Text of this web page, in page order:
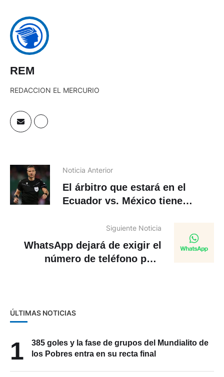
REM
REDACCION EL MERCURIO
Noticia Anterior
El árbitro que estará en el
Ecuador vs. México tiene
Siguiente Noticia
WhatsApp dejará de exigir el
número de teléfono para
ÚLTIMAS NOTICIAS
1
385 goles y la fase de grupos del Mundialito de
los Pobres entra en su recta final